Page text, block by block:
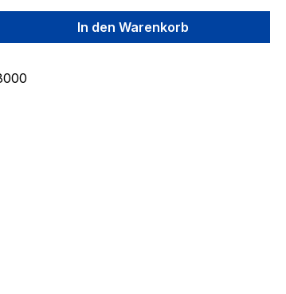
Gib den gewünschten Wert
In den Warenkorb